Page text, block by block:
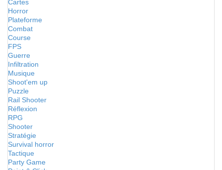
Cartes
Horror
Plateforme
Combat
Course
FPS
Guerre
Infiltration
Musique
Shoot'em up
Puzzle
Rail Shooter
Réflexion
RPG
Shooter
Stratégie
Survival horror
Tactique
Party Game